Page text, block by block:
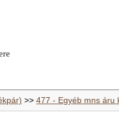
>>477 - Egyéb mns áru